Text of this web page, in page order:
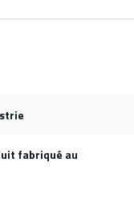
fabriqué au